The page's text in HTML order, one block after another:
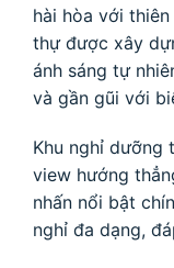
hài hòa với
thự được xây
ánh sáng tự
và gần gũi với
Khu nghỉ dưỡng
view hướng
nhấn nổi bật
nghỉ đa dạng,